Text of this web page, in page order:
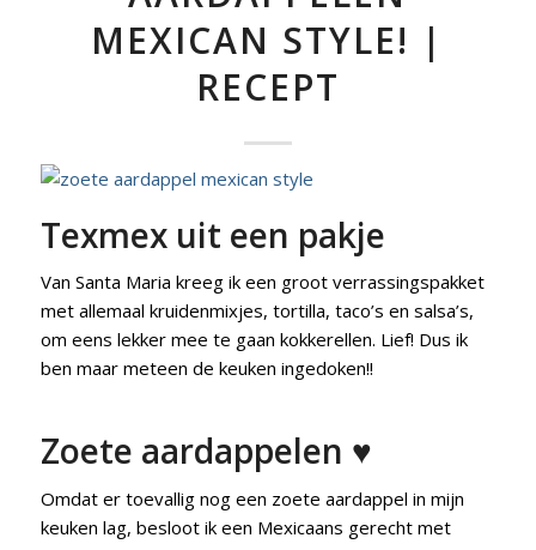
MEXICAN STYLE! |
RECEPT
Texmex uit een pakje
Van Santa Maria kreeg ik een groot verrassingspakket
met allemaal kruidenmixjes, tortilla, taco’s en salsa’s,
om eens lekker mee te gaan kokkerellen. Lief! Dus ik
ben maar meteen de keuken ingedoken!!
Zoete aardappelen ♥
Omdat er toevallig nog een zoete aardappel in mijn
keuken lag, besloot ik een Mexicaans gerecht met